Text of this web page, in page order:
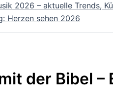
2026 – aktuelle Trends,
Herzen sehen 2026
der Bibel –